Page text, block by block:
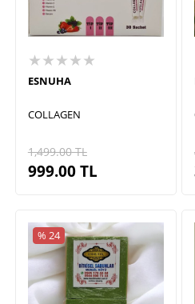
★★★★★
ESNUHA
COLLAGEN
1,499.00TL
999.00TL
% 24